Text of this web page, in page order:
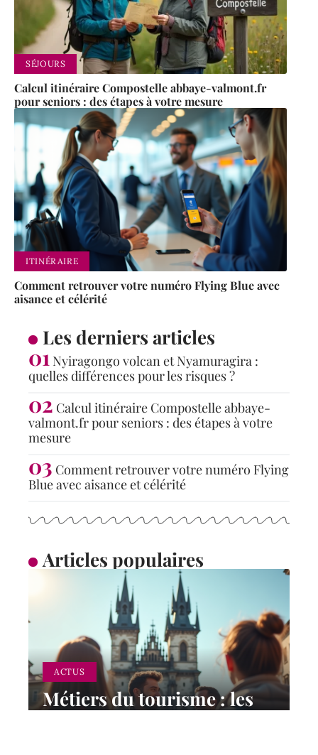
SÉJOURS
Calcul itinéraire Compostelle abbaye-valmont.fr
pour seniors : des étapes à votre mesure
ITINÉRAIRE
Comment retrouver votre numéro Flying Blue avec
aisance et célérité
Les derniers articles
Nyiragongo volcan et Nyamuragira :
quelles différences pour les risques ?
Calcul itinéraire Compostelle abbaye-
valmont.fr pour seniors : des étapes à votre
mesure
Comment retrouver votre numéro Flying
Blue avec aisance et célérité
Articles populaires
ACTUS
Métiers du tourisme : les
plus adaptés pour une